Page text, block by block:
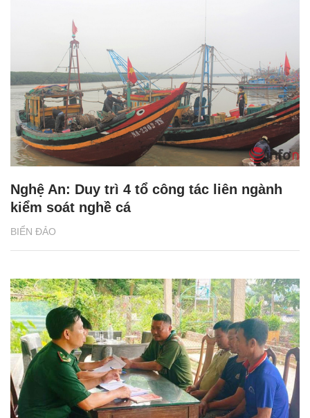
BIỂN ĐẢO
Nghệ An: Duy trì 4 tổ công tác liên ngành
kiểm soát nghề cá